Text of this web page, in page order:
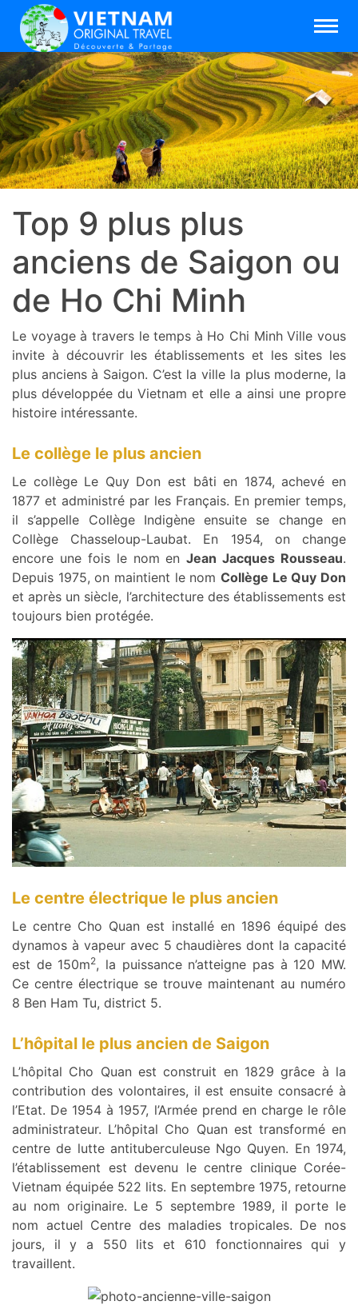
Top 9 plus plus
anciens de Saigon ou
de Ho Chi Minh
Le voyage à travers le temps à Ho Chi Minh Ville vous
invite à découvrir les établissements et les sites les
plus anciens à Saigon. C’est la ville la plus moderne, la
plus développée du Vietnam et elle a ainsi une propre
histoire intéressante.
Le collège le plus ancien
Le collège Le Quy Don est bâti en 1874, achevé en
1877 et administré par les Français. En premier temps,
il s’appelle Collège Indigène ensuite se change en
Collège Chasseloup-Laubat. En 1954, on change
encore une fois le nom enJean Jacques Rousseau.
Depuis 1975, on maintient le nom Collège Le Quy Don
et après un siècle, l’architecture des établissements est
toujours bien protégée.
Le centre électrique le plus ancien
Le centre Cho Quan est installé en 1896 équipé des
dynamos à vapeur avec 5 chaudières dont la capacité
est de 150m2, la puissance n’atteigne pas à 120 MW.
Ce centre électrique se trouve maintenant au numéro
8 Ben Ham Tu, district 5.
L’hôpital le plus ancien de Saigon
L’hôpital Cho Quan est construit en 1829 grâce à la
contribution des volontaires, il est ensuite consacré à
l’Etat. De 1954 à 1957, l’Armée prend en charge le rôle
administrateur. L’hôpital Cho Quan est transformé en
centre de lutte antituberculeuse Ngo Quyen. En 1974,
l’établissement est devenu le centre clinique Corée-
Vietnam équipée 522 lits. En septembre 1975, retourne
au nom originaire. Le 5 septembre 1989, il porte le
nom actuel Centre des maladies tropicales. De nos
jours, il y a 550 lits et 610 fonctionnaires qui y
travaillent.